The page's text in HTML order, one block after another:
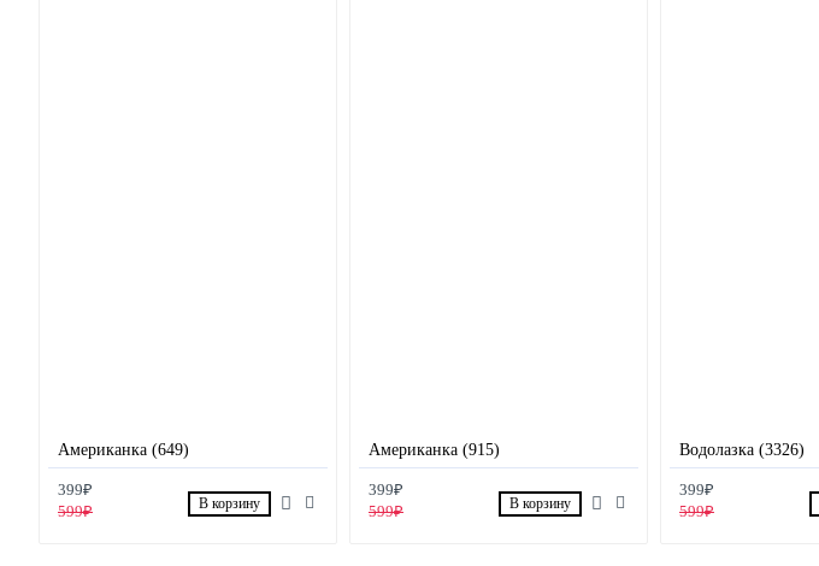
Американка (649)
399₽
599₽
В корзину
Американка (915)
399₽
599₽
В корзину
Водолазка (3326)
399₽
599₽